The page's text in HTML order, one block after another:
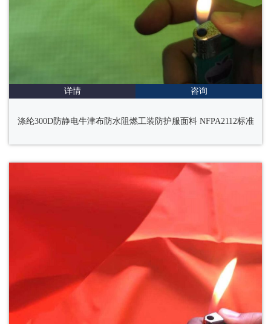
详情 咨询
涤纶300D防静电牛津布防水阻燃工装防护服面料 NFPA2112标准